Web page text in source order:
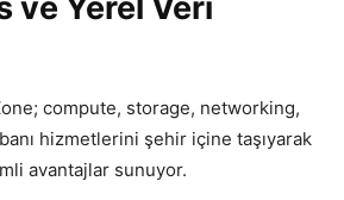
ve Yerel Veri
compute, storage, networking,
hizmetlerini şehir içine taşıyarak
avantajlar sunuyor.